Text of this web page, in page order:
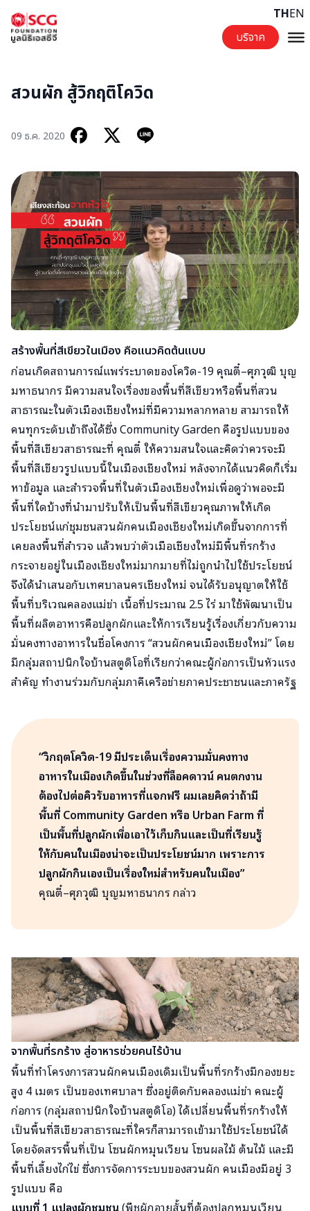
บริจาค
THEN
สวนผัก สู้วิกฤติโควิด
09 ธ.ค. 2020
สร้างพื้นที่สีเขียวในเมือง คือแนวคิดต้นแบบ
ก่อนเกิดสถานการณ์แพร่ระบาดของโควิด-19 คุณตี๋–ศุภวุฒิ บุญ
มหาธนากร มีความสนใจเรื่องของพื้นที่สีเขียวหรือพื้นที่สวน
สาธารณะในตัวเมืองเชียงใหม่ที่มีความหลากหลาย สามารถให้
คนทุกระดับเข้าถึงได้ซึ่ง Community Garden คือรูปแบบของ
พื้นที่สีเขียวสาธารณะที่ คุณตี๋ ให้ความสนใจและคิดว่าควรจะมี
พื้นที่สีเขียวรูปแบบนี้ในเมืองเชียงใหม่ หลังจากได้แนวคิดก็เริ่ม
หาข้อมูล และสำรวจพื้นที่ในตัวเมืองเชียงใหม่เพื่อดูว่าพอจะมี
พื้นที่ใดบ้างที่นำมาปรับให้เป็นพื้นที่สีเขียวคุณภาพให้เกิด
ประโยชน์แก่ชุมชนสวนผักคนเมืองเชียงใหม่เกิดขึ้นจากการที่
เคยลงพื้นที่สำรวจ แล้วพบว่าตัวเมือเชียงใหม่มีพื้นที่รกร้าง
กระจายอยู่ในเมืองเชียงใหม่มากมายที่ไม่ถูกนำไปใช้ประโยชน์
จึงได้นำเสนอกับเทศบาลนครเชียงใหม่ จนได้รับอนุญาตให้ใช้
พื้นที่บริเวณคลองแม่ข่า เนื้อที่ประมาณ 2.5 ไร่ มาใช้พัฒนาเป็น
พื้นที่ผลิตอาหารคือปลูกผักและให้การเรียนรู้เรื่องเกี่ยวกับความ
มั่นคงทางอาหารในชื่อโคงการ “สวนผักคนเมืองเชียงใหม่” โดย
มีกลุ่มสถาปนิกใจบ้านสตูดิโอที่เรียกว่าคณะผู้ก่อการเป็นหัวแรง
สำคัญ ทำงานร่วมกับกลุ่มภาคีเครือข่ายภาคประชาชนและภาครัฐ
“วิกฤตโควิด-19 มีประเด็นเรื่องความมั่นคงทาง
อาหารในเมืองเกิดขึ้นในช่วงที่ล็อคดาวน์คนตกงาน
ต้องไปต่อคิวรับอาหารที่แจกฟรี ผมเลยคิดว่าถ้ามี
พื้นที่ Community Garden หรือ Urban Farmที่
เป็นพื้นที่ปลูกผักเพื่อเอาไว้เก็บกินและเป็นที่เรียนรู้
ให้กับคนในเมืองน่าจะเป็นประโยชน์มาก เพราะการ
ปลูกผักกินเองเป็นเรื่องใหม่สำหรับคนในเมือง”
คุณตี๋–ศุภวุฒิ บุญมหาธนากร กล่าว
จากพื้นที่รกร้าง สู่อาหารช่วยคนไร้บ้าน
พื้นที่ทำโครงการสวนผักคนเมืองเดิมเป็นพื้นที่รกร้างมีกองขยะ
สูง 4 เมตร เป็นของเทศบาลฯ ซึ่งอยู่ติดกับคลองแม่ข่า คณะผู้
ก่อการ (กลุ่มสถาปนิกใจบ้านสตูดิโอ) ได้เปลี่ยนพื้นที่รกร้างให้
เป็นพื้นที่สีเขียวสาธารณะที่ใครก็สามารถเข้ามาใช้ประโยชน์ได้
โดยจัดสรรพื้นที่เป็น โซนผักหมุนเวียน โซนผลไม้ ต้นไม้ และมี
พื้นที่เลี้ยงไก่ไข่ ซึ่งการจัดการระบบของสวนผัก คนเมืองมีอยู่ 3
รูปแบบ คือ
แบบที่ 1 แปลงผักชุมชน(พืชผักอายุสั้นที่ต้องปลูกหมุนเวียน